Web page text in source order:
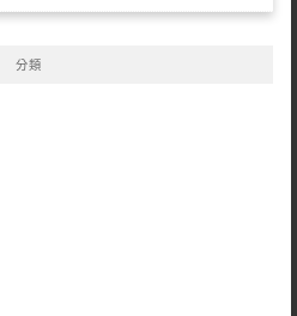
分類